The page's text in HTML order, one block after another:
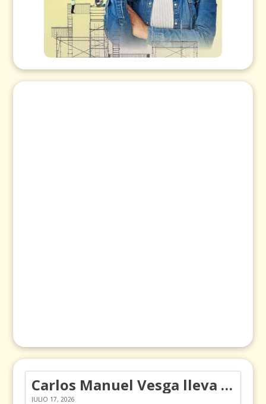
Carlos Manuel Vesga lleva el nombre de Colombia a los Emmy
JULIO 17, 2026